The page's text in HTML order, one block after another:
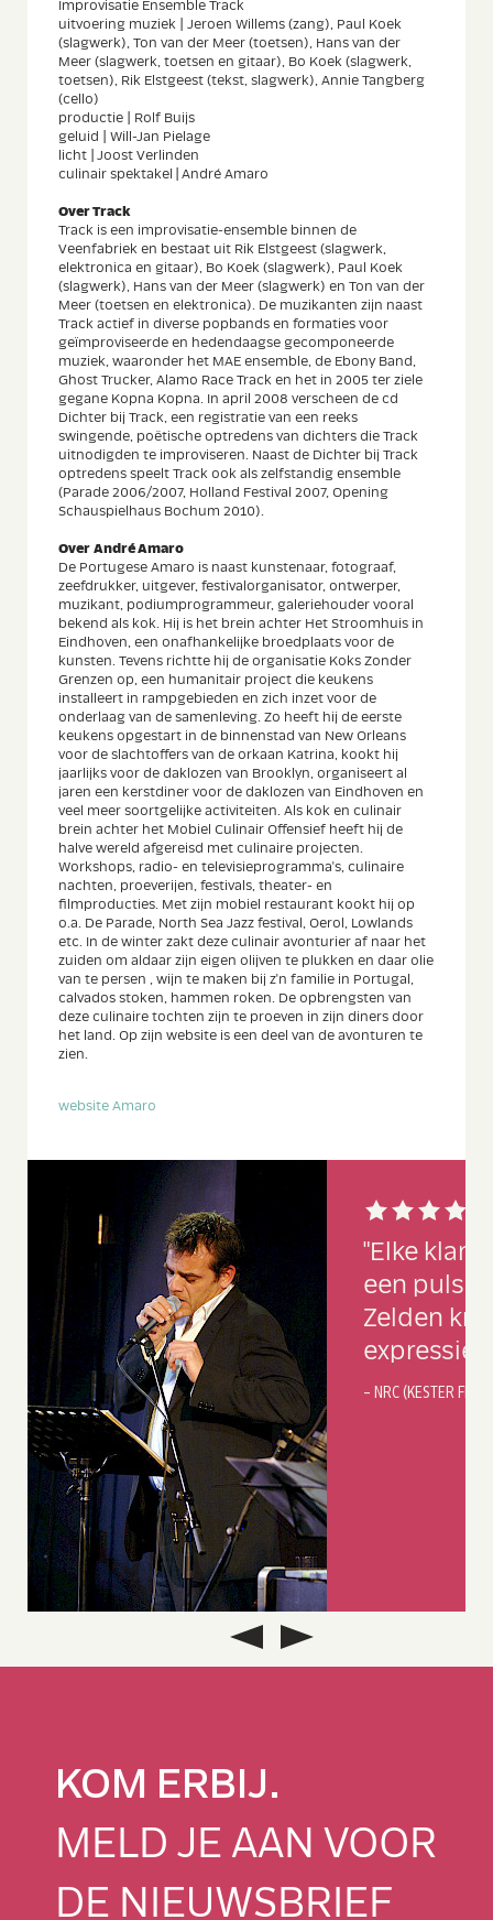
Improvisatie Ensemble Track
uitvoering muziek | Jeroen Willems (zang), Paul Koek
(slagwerk), Ton van der Meer (toetsen), Hans van der
Meer (slagwerk, toetsen en gitaar), Bo Koek (slagwerk,
toetsen), Rik Elstgeest (tekst, slagwerk), Annie Tangberg
(cello)
productie | Rolf Buijs
geluid | Will-Jan Pielage
licht |
Joost Verlinden
culinair spektakel
André Amaro
Over Track
Track is een improvisatie-ensemble binnen de
Veenfabriek en bestaat uit Rik Elstgeest (slagwerk,
elektronica en gitaar), Bo Koek (slagwerk), Paul Koek
(slagwerk), Hans van der Meer (slagwerk) en Ton van der
Meer (toetsen en elektronica). De muzikanten zijn naast
Track actief in diverse popbands en formaties voor
geïmproviseerde en hedendaagse gecomponeerde
muziek, waaronder het MAE ensemble, de Ebony Band,
Ghost Trucker, Alamo Race Track en het in 2005 ter ziele
gegane Kopna Kopna. In april 2008 verscheen de cd
Dichter bij Track, een registratie van een reeks
swingende, poëtische optredens van dichters die Track
uitnodigden te improviseren. Naast de Dichter bij Track
optredens speelt Track ook als zelfstandig ensemble
(Parade 2006/2007, Holland Festival 2007, Opening
Schauspielhaus Bochum 2010).
Over André Amaro
De Portugese Amaro is naast kunstenaar, fotograaf,
zeefdrukker, uitgever, festivalorganisator, ontwerper,
muzikant, podiumprogrammeur, galeriehouder vooral
bekend als kok. Hij is het brein achter Het Stroomhuis in
Eindhoven, een onafhankelijke broedplaats voor de
kunsten. Tevens richtte hij de organisatie Koks Zonder
Grenzen op, een humanitair project die keukens
installeert in rampgebieden en zich inzet voor de
onderlaag van de samenleving. Zo heeft hij de eerste
keukens opgestart in de binnenstad van New Orleans
voor de slachtoffers van de orkaan Katrina, kookt hij
jaarlijks voor de daklozen van Brooklyn, organiseert al
jaren een kerstdiner voor de daklozen van Eindhoven en
veel meer soortgelijke activiteiten. Als kok en culinair
brein achter het Mobiel Culinair Offensief heeft hij de
halve wereld afgereisd met culinaire projecten.
Workshops, radio- en televisieprogramma's, culinaire
nachten, proeverijen, festivals, theater- en
filmproducties. Met zijn mobiel restaurant kookt hij op
o.a. De Parade, North Sea Jazz festival, Oerol, Lowlands
etc. In de winter zakt deze culinair avonturier af naar het
zuiden om aldaar zijn eigen olijven te plukken en daar olie
van te persen , wijn te maken bij z'n familie in Portugal,
calvados stoken, hammen roken. De opbrengsten van
deze culinaire tochten zijn te proeven in zijn diners door
het land. Op zijn website is een deel van de avonturen te
zien.
website Amaro
"Elke
een
Zelden
expressie."
– NRC (KESTER
meer
KOM ERBIJ.
MELD JE AAN VOOR
DE NIEUWSBRIEF